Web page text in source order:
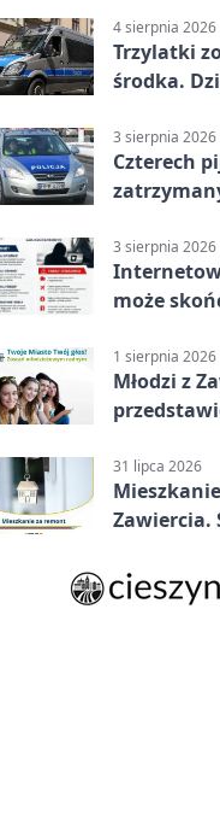
4 sierpnia 2026
Trzylatki
środka.
3 sierpnia 2026
Czterech
promila
3 sierpnia 2026
może
1 sierpnia 2026
Młodzi z
31 lipca 2026
Zawiercia.